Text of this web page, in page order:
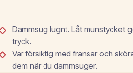
Dammsug lugnt. Låt munstycket
tryck.
Var försiktig med fransar och
dem när du dammsuger.